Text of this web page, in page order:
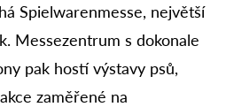
Spielwarenmesse, největší
Messezentrum s dokonale
pak hostí výstavy psů,
zaměřené na